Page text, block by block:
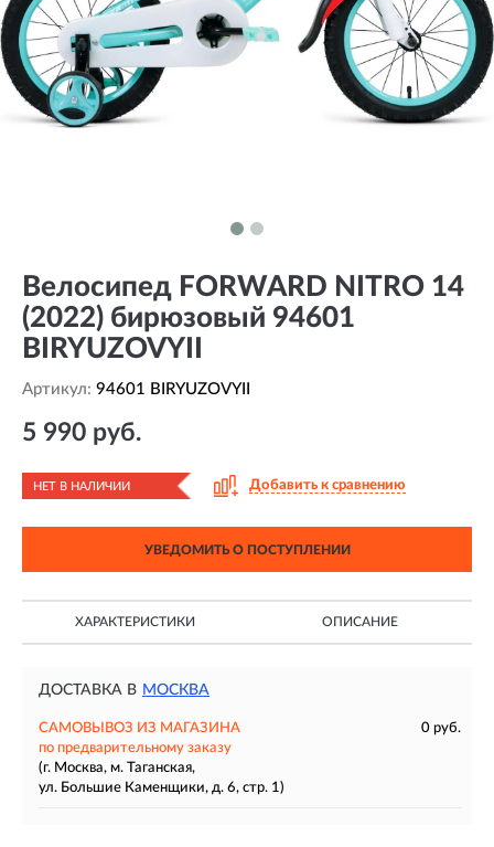
Велосипед FORWARD NITRO 14
(2022) бирюзовый 94601
BIRYUZOVYII
Артикул: 94601 BIRYUZOVYII
5 990 руб.
НЕТ В НАЛИЧИИ Добавить к сравнению
УВЕДОМИТЬ О ПОСТУПЛЕНИИ
ХАРАКТЕРИСТИКИ ОПИСАНИЕ
ДОСТАВКА В МОСКВА
САМОВЫВОЗ ИЗ МАГАЗИНА
0 руб.
по предварительному заказу
(г. Москва, м. Таганская,
ул. Большие Каменщики, д. 6, стр. 1)